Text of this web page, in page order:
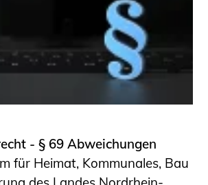
- § 69 Abweichungen
für Heimat, Kommunales, Bau